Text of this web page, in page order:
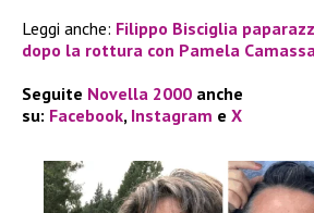
Leggi anche: Filippo Bisciglia
dopo la rottura con Pamela Camassa
Seguite Novella 2000 anche
su: Facebook, Instagram e X